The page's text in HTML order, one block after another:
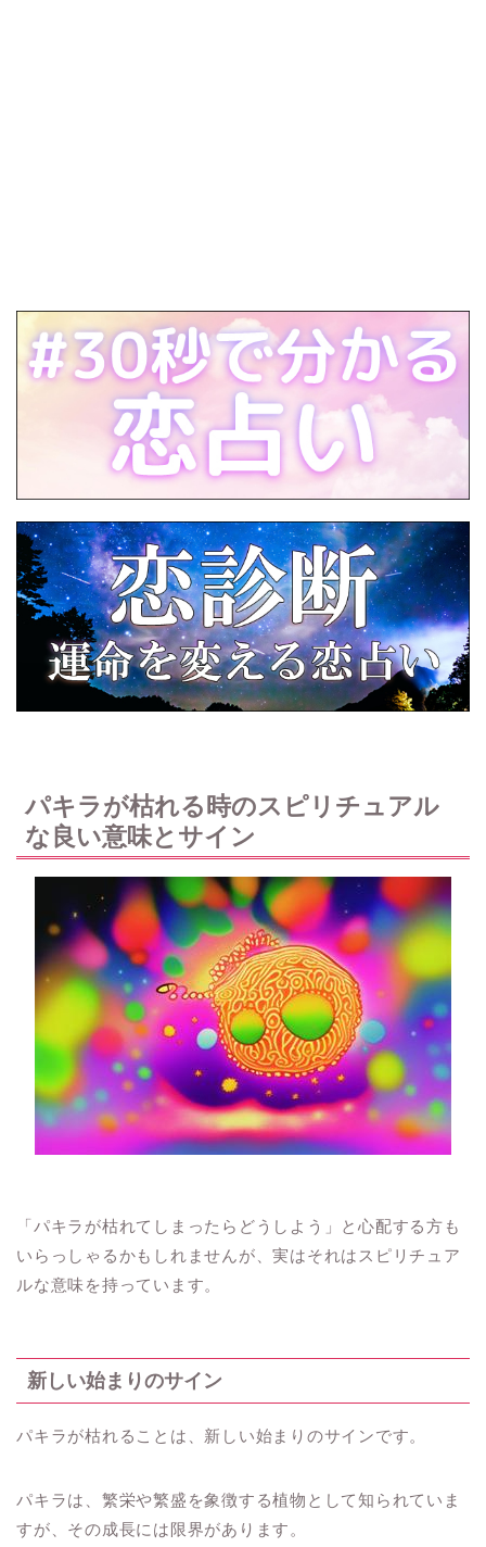
パキラが枯れる時のスピリチュアル
な良い意味とサイン
「パキラが枯れてしまったらどうしよう」と心配する方も
いらっしゃるかもしれませんが、実はそれはスピリチュア
ルな意味を持っています。
新しい始まりのサイン
パキラが枯れることは、新しい始まりのサインです。
パキラは、繁栄や繁盛を象徴する植物として知られていま
すが、その成長には限界があります。